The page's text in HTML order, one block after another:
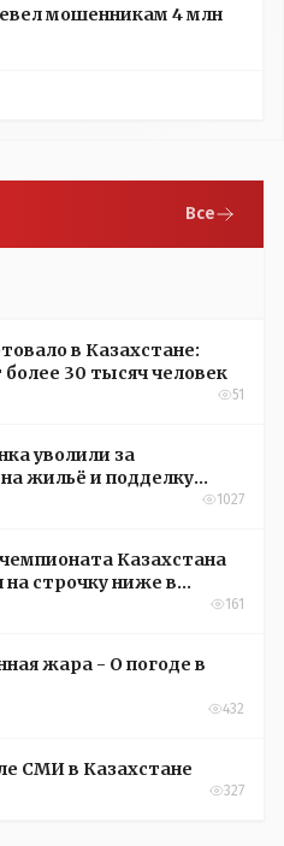
мошенникам 4 млн
Все
в Казахстане:
30 тысяч человек
51
уволили за
жильё и подделку
1027
Казахстана
на строчку ниже в
161
жара - О погоде в
432
СМИ в Казахстане
327